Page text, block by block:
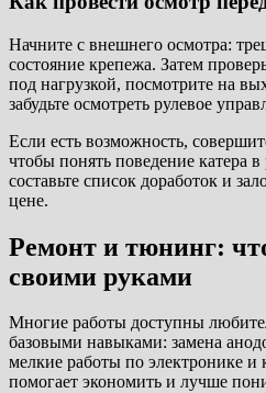
Начните с внешнего осмотра:
состояние крепежа. Затем
под нагрузкой, посмотрите на
забудьте осмотреть рулевое
Если есть возможность,
чтобы понять поведение катера
составьте список доработок и
цене.
Ремонт и тюнинг:
своими руками
Многие работы доступны
базовыми навыками: замена
мелкие работы по электронике и
помогает экономить и лучше